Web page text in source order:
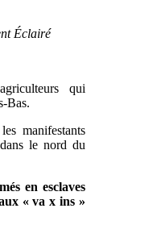
Éclairé
qui
Bas.
manifestants
le nord du
en esclaves
« va x ins »